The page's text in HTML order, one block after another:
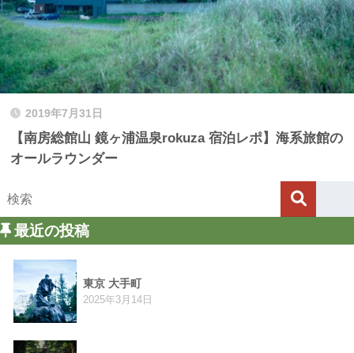
2019年7月31日
【南房総館山 鏡ヶ浦温泉rokuza 宿泊レポ】海系旅館の
オールラウンダー
最近の投稿
東京 大手町
2025年3月14日